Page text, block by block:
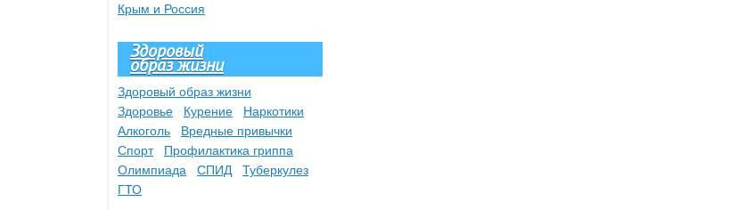
Крым и Россия
Здоровый
образ жизни
Здоровый образ жизни
Здоровье
Курение
Наркотики
Алкоголь
Вредные привычки
Спорт
Профилактика гриппа
Олимпиада
СПИД
Туберкулез
ГТО